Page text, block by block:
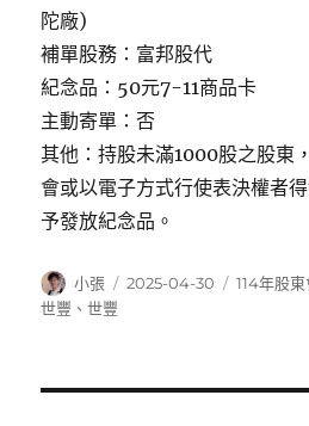
陀廠)
補單股務：富邦股代
紀念品：50元7-11商品卡
主動寄單：否
其他：持股未滿1000股之股東
會或以電子方式行使表決權者
予發放紀念品。
作
者
小張
發
2025-04-30
分
114年股
世豐 、世豐